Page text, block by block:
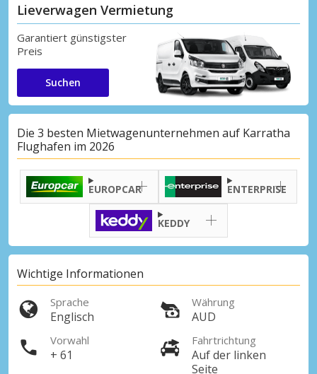
Lieverwagen Vermietung
Garantiert günstigster
Preis
Suchen
Die 3 besten Mietwagenunternehmen auf Karratha
Flughafen im 2026
EUROPCAR ENTERPRISE
KEDDY
Wichtige Informationen
Sprache
Englisch
Währung
AUD
Vorwahl
+ 61
Fahrtrichtung
Auf der linken
Seite